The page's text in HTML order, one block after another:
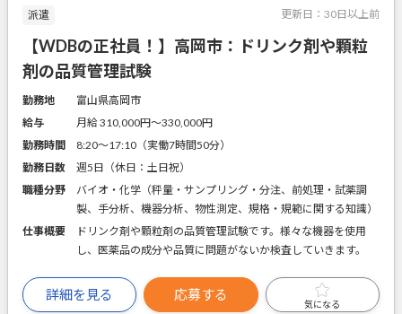
派遣 更新日： 30日以上前
【WDBの正社員！】高岡市：ドリンク剤や顆粒
剤の品質管理試験
勤務地
富山県高岡市
給与
月給 310,000円〜330,000円
勤務時間
8:20～17:10（実働7時間50分）
勤務日数
週5日（休日：土日祝）
職種分野
バイオ・化学（秤量・サンプリング・分注、前処理・試薬調
製、手分析、機器分析、物性測定、規格・規範に関する知識）
仕事概要
ドリンク剤や顆粒剤の品質管理試験です。様々な機器を使用
し、医薬品の成分や品質に問題がないか検査していきます。
詳細を見る 応募する
気になる